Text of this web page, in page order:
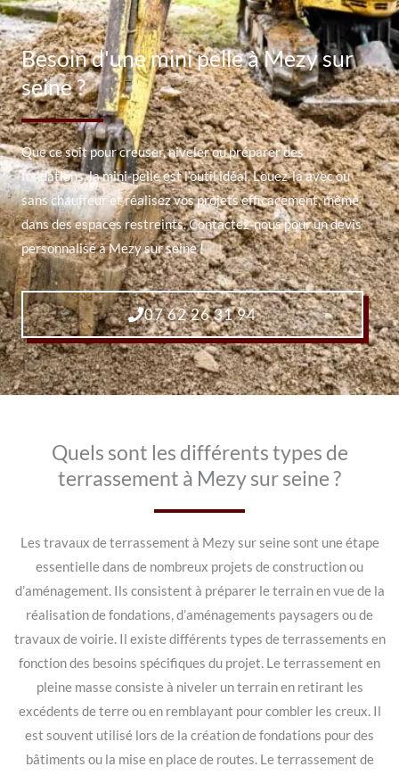
Besoin d'une mini pelle à Mezy sur
seine ?
Que ce soit pour creuser, niveler ou préparer des
fondations, la mini-pelle est l’outil idéal. Louez-la avec ou
sans chauffeur et réalisez vos projets efficacement, même
dans des espaces restreints. Contactez-nous pour un devis
personnalisé à Mezy sur seine !
07 62 26 31 94
Quels sont les différents types de
terrassement à Mezy sur seine ?
Les travaux de terrassement à Mezy sur seine sont une étape
essentielle dans de nombreux projets de construction ou
d’aménagement. Ils consistent à préparer le terrain en vue de la
réalisation de fondations, d’aménagements paysagers ou de
travaux de voirie. Il existe différents types de terrassements en
fonction des besoins spécifiques du projet. Le terrassement en
pleine masse consiste à niveler un terrain en retirant les
excédents de terre ou en remblayant pour combler les creux. Il
est souvent utilisé lors de la création de fondations pour des
bâtiments ou la mise en place de routes. Le terrassement de